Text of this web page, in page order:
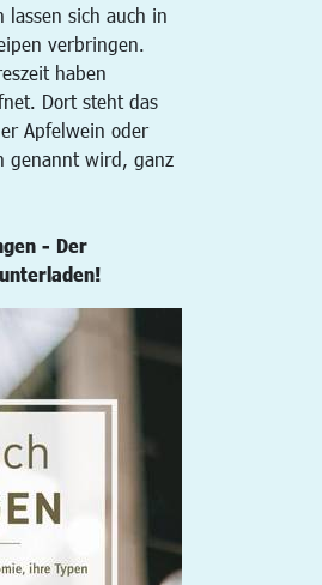
lassen sich auch in
verbringen.
haben
Dort steht das
Apfelwein oder
genannt wird, ganz
- Der